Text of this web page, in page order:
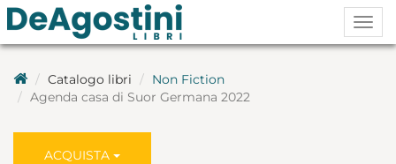
Catalogo libri
Non Fiction
Agenda casa di Suor Germana 2022
ACQUISTA